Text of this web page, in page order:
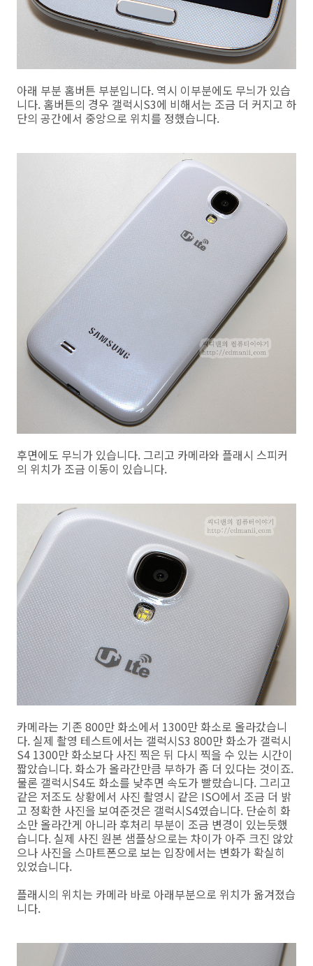
아래 부분 홈버튼 부분입니다. 역시 이부분에도 무늬가 있습
니다. 홈버튼의 경우 갤럭시S3에 비해서는 조금 더 커지고 하
단의 공간에서 중앙으로 위치를 정했습니다.
후면에도 무늬가 있습니다. 그리고 카메라와 플래시 스피커
의 위치가 조금 이동이 있습니다.
카메라는 기존 800만 화소에서 1300만 화소로 올라갔습니
다. 실제 촬영 테스트에서는 갤럭시S3 800만 화소가 갤럭시
S4 1300만 화소보다 사진 찍은 뒤 다시 찍을 수 있는 시간이
짧았습니다. 화소가 올라간만큼 부하가 좀 더 있다는 것이죠.
물론 갤럭시S4도 화소를 낮추면 속도가 빨랐습니다. 그리고
같은 저조도 상황에서 사진 촬영시 같은 ISO에서 조금 더 밝
고 정확한 사진을 보여준것은 갤럭시S4였습니다. 단순히 화
소만 올라간게 아니라 후처리 부분이 조금 변경이 있는듯했
습니다. 실제 사진 원본 샘플상으로는 차이가 아주 크진 않았
으나 사진을 스마트폰으로 보는 입장에서는 변화가 확실히
있었습니다.
플래시의 위치는 카메라 바로 아래부분으로 위치가 옮겨졌습
니다.